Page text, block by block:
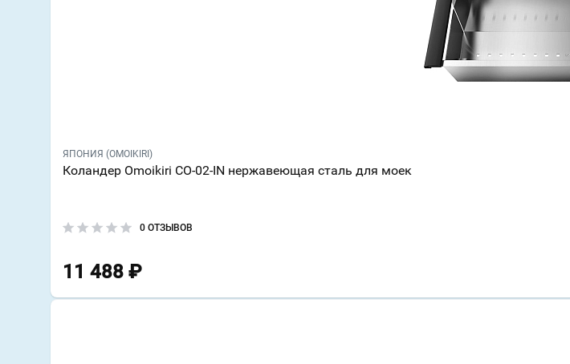
ЯПОНИЯ (OMOIKIRI)
Коландер Omoikiri CO-02-IN нержавеющая сталь для моек
0 ОТЗЫВОВ
11 488 ₽
Москва
Мурманск